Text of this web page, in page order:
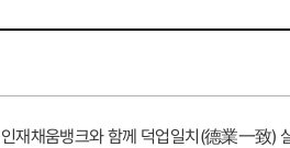
인재채움뱅크와 함께 덕업일치(德業一致)